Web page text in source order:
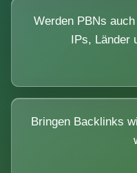
Werden PBNs
IPs, Länder
Bringen Backlinks